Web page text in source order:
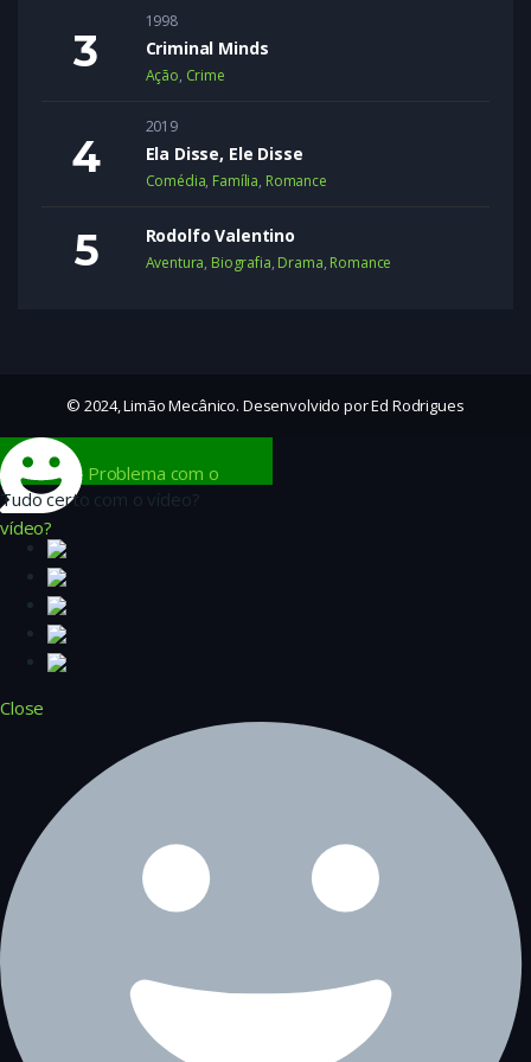
1998
Criminal Minds
Ação, Crime
2019
Ela Disse, Ele Disse
Comédia, Família, Romance
Rodolfo Valentino
Aventura, Biografia, Drama, Romance
© 2024, Limão Mecânico. Desenvolvido por Ed Rodrigues
Problema com o
vídeo?
Tudo certo com o vídeo?
Close